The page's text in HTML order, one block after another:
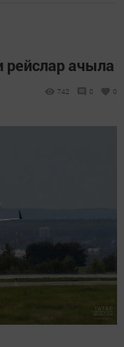
рейслар ачыла
742 0 0